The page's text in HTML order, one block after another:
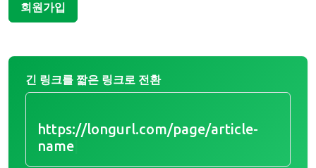
회원가입
긴 링크를 짧은 링크로 전환
https://longurl.com/page/article-
nam|